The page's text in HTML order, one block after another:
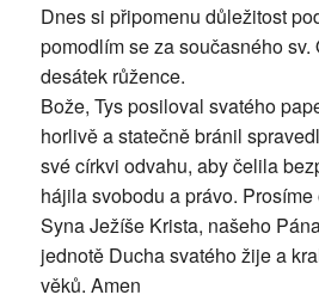
Dnes si připomenu důležitost
pomodlím se za současného sv.
desátek růžence.
Bože, Tys posiloval svatého
horlivě a statečně bránil
své církvi odvahu, aby čelila
hájila svobodu a právo. Prosíme
Syna Ježíše Krista, našeho
jednotě Ducha svatého žije a
věků. Amen